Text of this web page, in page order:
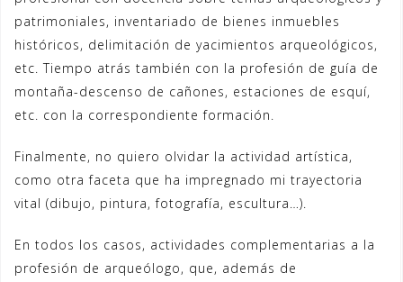
patrimoniales, inventariado de bienes inmuebles
históricos, delimitación de yacimientos arqueológicos,
etc. Tiempo atrás también con la profesión de guía de
montaña-descenso de cañones, estaciones de esquí,
etc. con la correspondiente formación.
Finalmente, no quiero olvidar la actividad artística,
como otra faceta que ha impregnado mi trayectoria
vital (dibujo, pintura, fotografía, escultura…).
En todos los casos, actividades complementarias a la
profesión de arqueólogo, que, además de